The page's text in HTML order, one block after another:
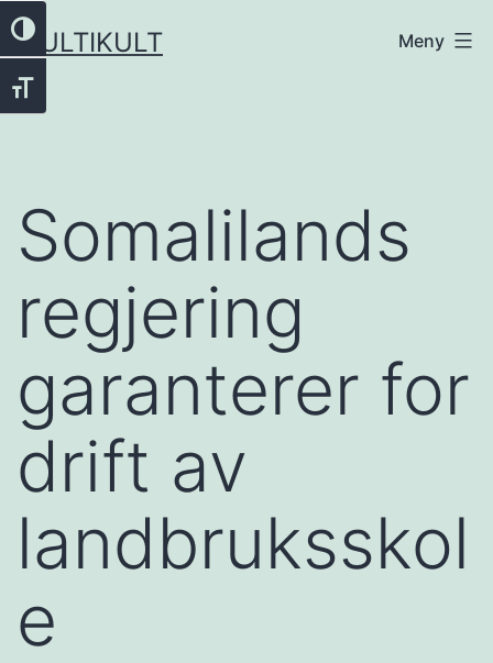
Veksle høykontrast
Veksle skriftstørrelse
Gå
til
innhold
MULTIKULT Meny
Somalilands
regjering
garanterer for
drift av
landbruksskol
e